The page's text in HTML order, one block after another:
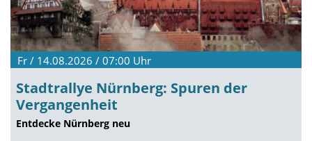
Fr / 14.08.2026 / 07:00 Uhr
Stadtrallye Nürnberg: Spuren der
Vergangenheit
Entdecke Nürnberg neu